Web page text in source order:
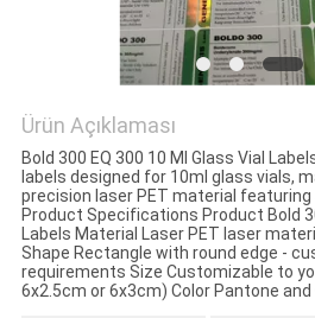
Ürün Açıklaması
Bold 300 EQ 300 10 Ml Glass Vial
labels designed for 10ml glass vials,
precision laser PET material
Product Specifications Product Bold
Labels Material Laser PET laser
Shape Rectangle with round edge -
requirements Size Customizable to
6x2.5cm or 6x3cm) Color Pantone and